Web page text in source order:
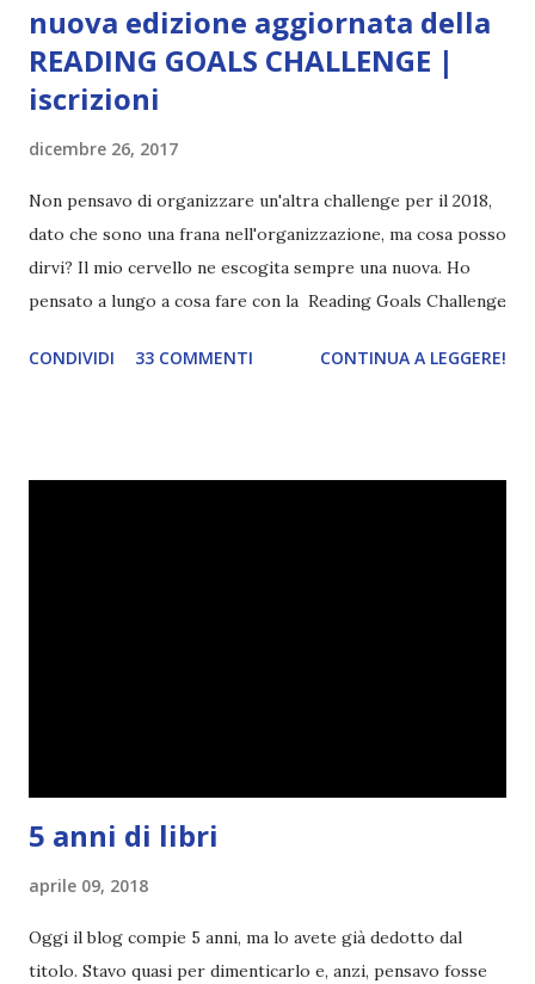
nuova edizione aggiornata della
READING GOALS CHALLENGE |
iscrizioni
dicembre 26, 2017
Non pensavo di organizzare un'altra challenge per il 2018,
dato che sono una frana nell'organizzazione, ma cosa posso
dirvi? Il mio cervello ne escogita sempre una nuova. Ho
pensato a lungo a cosa fare con la Reading Goals Challenge
ho scoperto che anche alcuni di voi avrebbero fatto così,
CONDIVIDI 33 COMMENTI CONTINUA A LEGGERE!
5 anni di libri
aprile 09, 2018
Oggi il blog compie 5 anni, ma lo avete già dedotto dal
titolo. Stavo quasi per dimenticarlo e, anzi, pensavo fosse